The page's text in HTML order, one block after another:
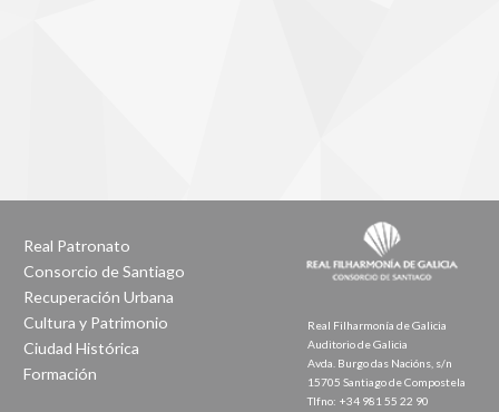
Real Patronato
Consorcio de Santiago
Recuperación Urbana
Cultura y Patrimonio
Ciudad Histórica
Formación
Real Filharmonía de Galicia
Auditorio de Galicia
Avda. Burgo das Nacións, s/n
15705 Santiago de Compostela
Tlfno: +34 981 55 22 90